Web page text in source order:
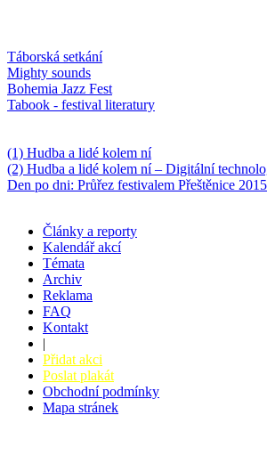
Táborská setkání
Mighty sounds
Bohemia Jazz Fest
Tabook - festival literatury
(1) Hudba a lidé kolem ní
(2) Hudba a lidé kolem ní – Digitální
Den po dni: Průřez festivalem Přeštěnice 2015
Články a reporty
Kalendář akcí
Témata
Archiv
Reklama
FAQ
Kontakt
|
Přidat akci
Poslat plakát
Obchodní podmínky
Mapa stránek